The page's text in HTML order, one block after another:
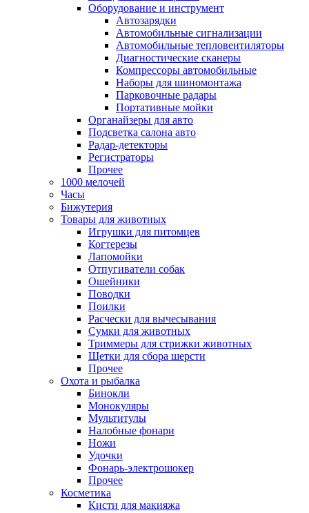
Оборудование и инструмент
Автозарядки
Автомобильные сигнализации
Автомобильные тепловентиляторы
Диагностические сканеры
Компрессоры автомобильные
Наборы для шиномонтажа
Парковочные радары
Портативные мойки
Органайзеры для авто
Подсветка салона авто
Радар-детекторы
Регистраторы
Прочее
1000 мелочей
Часы
Бижутерия
Товары для животных
Игрушки для питомцев
Когтерезы
Лапомойки
Отпугиватели собак
Ошейники
Поводки
Поилки
Расчески для вычесывания
Сумки для животных
Триммеры для стрижки животных
Щетки для сбора шерсти
Прочее
Охота и рыбалка
Бинокли
Монокуляры
Мультитулы
Налобные фонари
Ножи
Удочки
Фонарь-электрошокер
Прочее
Косметика
Кисти для макияжа